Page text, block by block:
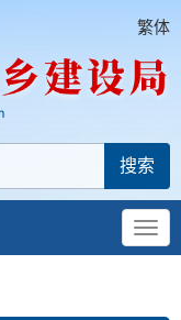
繁体